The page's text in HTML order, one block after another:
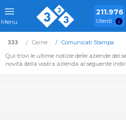
Menu
211.976
Utenti
333 Carne
Comunicati Stampa
Qui trovi le ultime notizie delle aziende del
novità della vostra azienda al seguente